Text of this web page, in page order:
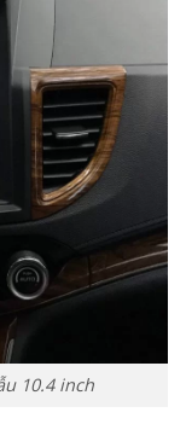
10.4 inch